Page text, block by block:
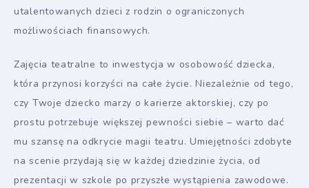
utalentowanych dzieci z rodzin o ograniczonych
możliwościach finansowych.
Zajęcia teatralne to inwestycja w osobowość dziecka,
która przynosi korzyści na całe życie. Niezależnie od tego,
czy Twoje dziecko marzy o karierze aktorskiej, czy po
prostu potrzebuje większej pewności siebie – warto dać
mu szansę na odkrycie magii teatru. Umiejętności zdobyte
na scenie przydają się w każdej dziedzinie życia, od
prezentacji w szkole po przyszłe wystąpienia zawodowe.